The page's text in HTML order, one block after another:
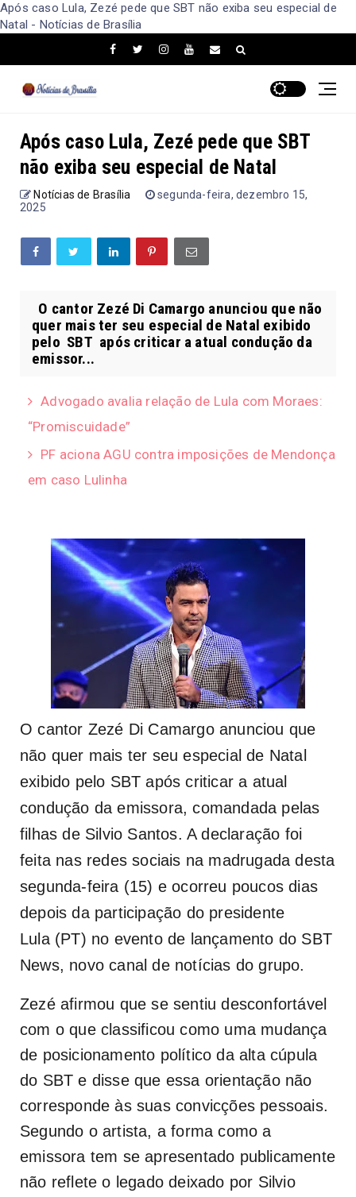
Após caso Lula, Zezé pede que SBT não exiba seu especial de
Natal - Notícias de Brasília
Após caso Lula, Zezé pede que SBT
não exiba seu especial de Natal
Notícias de Brasília
segunda-feira, dezembro 15,
2025
O cantor Zezé Di Camargo anunciou que não
quer mais ter seu especial de Natal exibido
pelo SBT após criticar a atual condução da
emissor...
Advogado avalia relação de Lula com Moraes:
“Promiscuidade”
PF aciona AGU contra imposições de Mendonça
em caso Lulinha
O cantor Zezé Di Camargo anunciou que
não quer mais ter seu especial de Natal
exibido pelo SBTapós criticar a atual
condução da emissora, comandada pelas
filhas de Silvio Santos. A declaração foi
feita nas redes sociais na madrugada desta
segunda-feira (15) e ocorreu poucos dias
depois da participação do presidente
Lula (PT) no evento de lançamento do SBT
News, novo canal de notícias do grupo.
Zezé afirmou que se sentiu desconfortável
com o que classificou como uma mudança
de posicionamento político da alta cúpula
do SBT e disse que essa orientação não
corresponde às suas convicções pessoais.
Segundo o artista, a forma como a
emissora tem se apresentado publicamente
não reflete o legado deixado por Silvio